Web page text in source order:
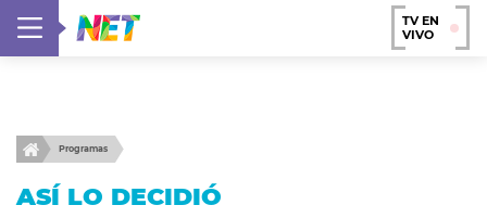
TV EN
VIVO
Programas
ASÍ LO DECIDIÓ